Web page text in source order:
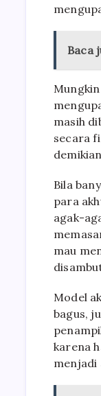
Baca
masih
secara
Bila
para
agak-
mau
Model
bagus,
karena
menjadi